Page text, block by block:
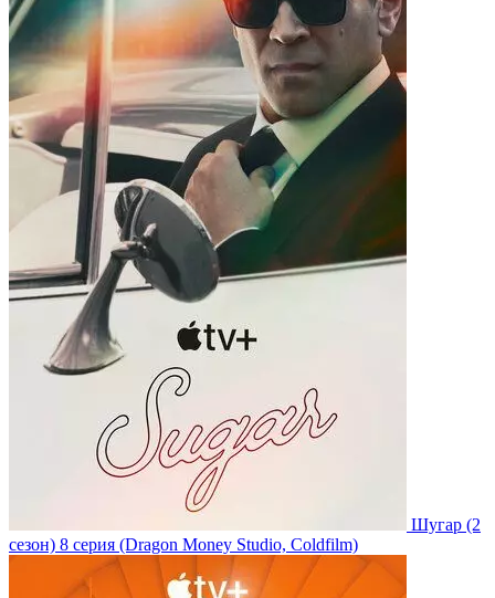
Шугар (2
сезон) 8 серия (Dragon Money Studio, Coldfilm)